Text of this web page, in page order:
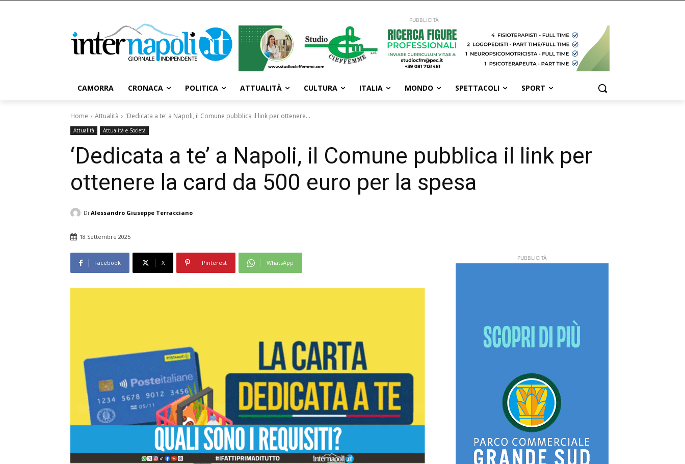
PUBBLICITÀ
CAMORRA CRONACA POLITICA ATTUALITÀ CULTURA ITALIA MONDO SPETTACOLI SPORT
Home Attualità 'Dedicata a te' a Napoli, il Comune pubblica il link per ottenere...
Attualità Attualità e Società
‘Dedicata a te’ a Napoli, il Comune pubblica il link per
ottenere la card da 500 euro per la spesa
Di Alessandro Giuseppe Terracciano
18 Settembre 2025
Facebook X Pinterest WhatsApp
PUBBLICITÀ